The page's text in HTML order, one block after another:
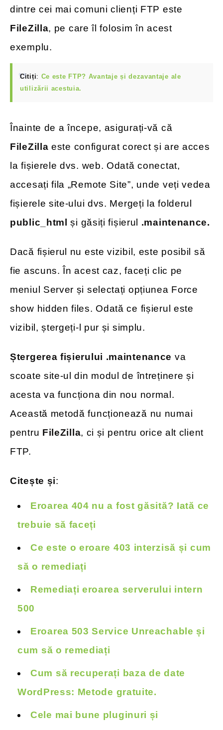
dintre cei mai comuni clienți FTP este
FileZilla, pe care îl folosim în acest
exemplu.
Citiți: Ce este FTP? Avantaje și dezavantaje ale
utilizării acestuia.
Înainte de a începe, asigurați-vă că
FileZilla este configurat corect și are acces
la fișierele dvs. web. Odată conectat,
accesați fila „Remote Site”, unde veți vedea
fișierele site-ului dvs. Mergeți la folderul
public_html
și găsiți fișierul .maintenance.
Dacă fișierul nu este vizibil, este posibil să
fie ascuns. În acest caz, faceți clic pe
meniul Server și selectați opțiunea Force
show hidden files. Odată ce fișierul este
vizibil, ștergeți-l pur și simplu.
Ștergerea fișierului .maintenance va
scoate site-ul din modul de întreținere și
acesta va funcționa din nou normal.
Această metodă funcționează nu numai
pentru FileZilla, ci și pentru orice alt client
FTP.
Citește și:
Eroarea 404 nu a fost găsită? Iată ce
trebuie să faceți
Ce este o eroare 403 interzisă și cum
să o remediați
Remediați eroarea serverului intern
500
Eroarea 503 Service Unreachable și
cum să o remediați
Cum să recuperați baza de date
WordPress: Metode gratuite.
Cele mai bune pluginuri și